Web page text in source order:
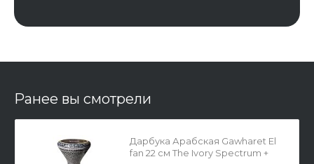
Ранее вы смотрели
Дарбука Арабская Gawharet El
fan 22 см The Ivory Spectrum +